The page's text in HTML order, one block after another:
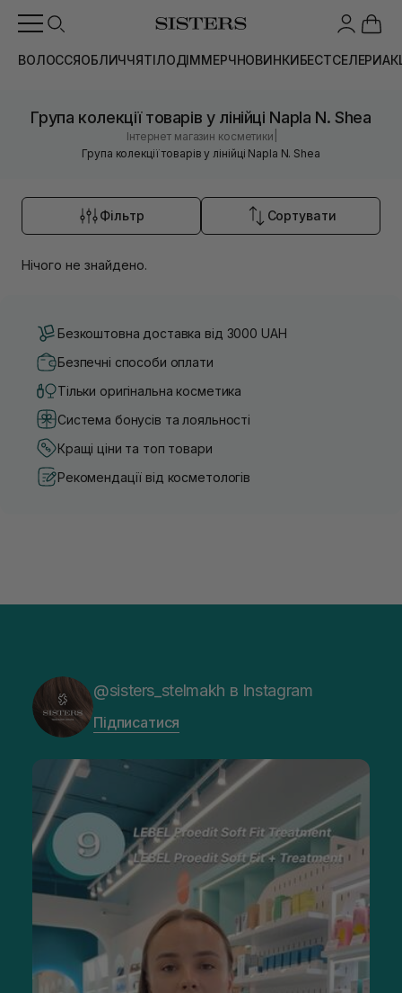
ВОЛОССЯОБЛИЧЧЯТІЛОДІММЕРЧНОВИНКИБЕСТСЕЛЕРИ
Група колекції товарів у лінійці Napla N. Shea
Інтернет магазин косметики
Група колекції товарів у лінійці Napla N. Shea
Фільтр Сортувати
Нічого не знайдено.
Безкоштовна доставка від 3000 UAH
Безпечні способи оплати
Тільки оригінальна косметика
Система бонусів та лояльності
Кращі ціни та топ товари
Рекомендації від косметологів
@sisters_stelmakh в Instagram
Підписатися